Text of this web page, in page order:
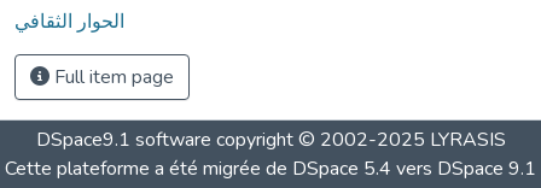
الحوار الثقافي
Full item page
DSpace9.1 software copyright © 2002-2025 LYRASIS
Cette plateforme a été migrée de DSpace 5.4 vers DSpace 9.1